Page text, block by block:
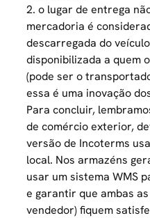
2. o lugar de entrega
mercadoria é
descarregada do
disponibilizada a quem
(pode ser o
essa é uma inovação
Para concluir,
de comércio exterior,
versão de Incoterms
local. Nos armazéns
usar um sistema WMS
e garantir que ambas
vendedor) fiquem